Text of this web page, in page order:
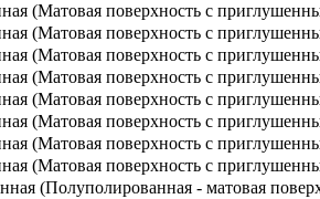
(Матовая поверхность с
(Матовая поверхность с
(Матовая поверхность с
(Матовая поверхность с
(Матовая поверхность с
(Матовая поверхность с
(Матовая поверхность с
(Матовая поверхность с
(Полуполированная - матовая